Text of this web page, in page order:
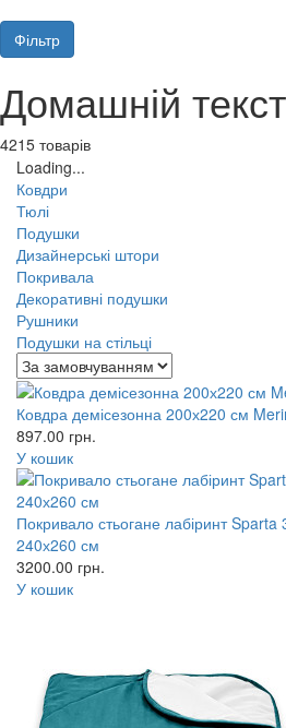
Фільтр
Домашній
4215 товарів
Loading...
Ковдри
Тюлі
Подушки
Дизайнерські штори
Покривала
Декоративні подушки
Рушники
Подушки на стільці
Ковдра демісезонна 200х220 см
897.00 грн.
У кошик
Покривало стьогане лабіринт
240х260 см
3200.00 грн.
У кошик